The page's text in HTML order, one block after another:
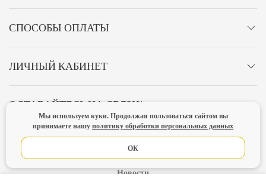
СПОСОБЫ ОПЛАТЫ
ЛИЧНЫЙ КАБИНЕТ
ОСТАВАЙТЕСЬ НА СВЯЗИ!
Политика конфиденциальности
Новости
Мы используем куки. Продолжая пользоваться сайтом вы
принимаете нашуполитику обработки персональных данных
ОК